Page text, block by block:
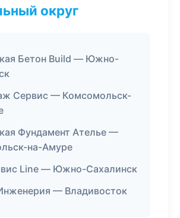
округ
Бетон Build — Южно-
Сервис — Комсомольск-
Фундамент Ателье —
на-Амуре
Line — Южно-Сахалинск
— Владивосток